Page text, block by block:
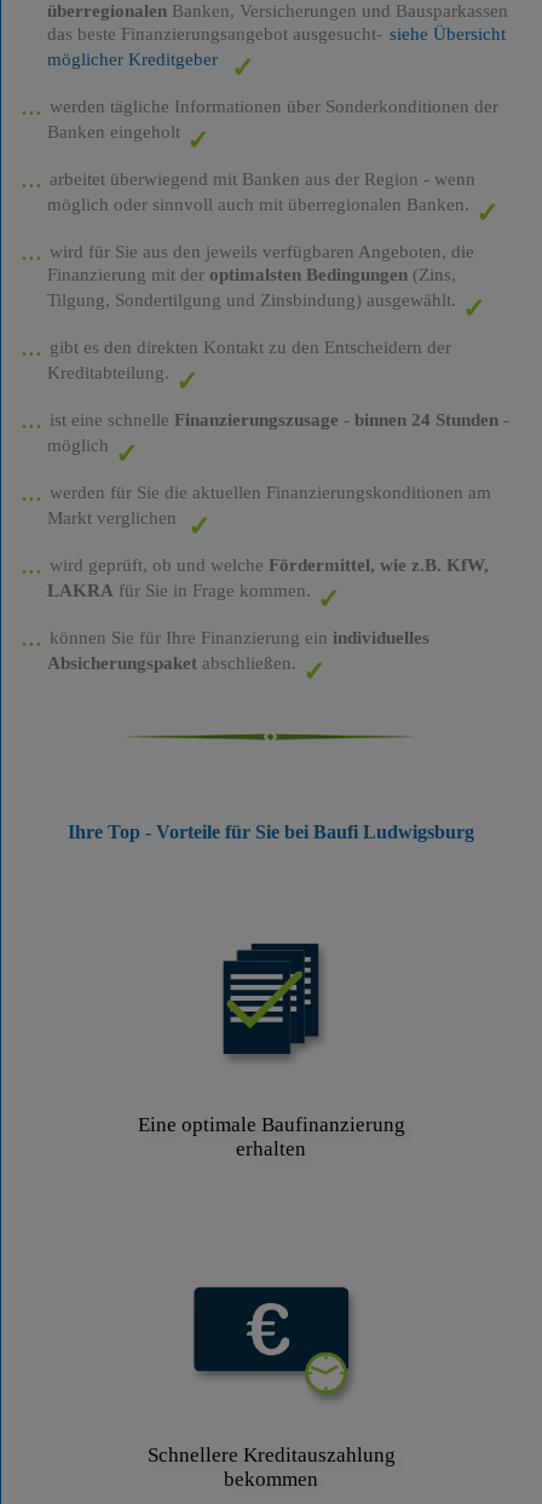
überregionalenBanken, Versicherungen und Bausparkassen
das beste Finanzierungsangebot ausgesucht- siehe Übersicht
möglicher Kreditgeber
werden tägliche Informationen über Sonderkonditionen der
Banken eingeholt
arbeitet überwiegend mit Banken aus der Region - wenn
möglich oder sinnvoll auch mit überregionalen Banken.
wird für Sie aus den jeweils verfügbaren Angeboten, die
Finanzierung mit der optimalsten Bedingungen(Zins,
Tilgung, Sondertilgung und Zinsbindung) ausgewählt.
gibt es den direkten Kontakt zu den Entscheidern der
Kreditabteilung.
ist eine schnelle Finanzierungszusage - binnen 24 Stunden-
möglich
werden für Sie die aktuellen Finanzierungskonditionen am
Markt verglichen
wird geprüft, ob und welche Fördermittel, wie z.B. KfW,
LAKRA für Sie in Frage kommen.
können Sie für Ihre Finanzierung ein individuelles
Absicherungspaketabschließen.
Ihre Top - Vorteile für Sie bei Baufi Ludwigsburg
Eine optimale Baufinanzierung
erhalten
Schnellere Kreditauszahlung
bekommen